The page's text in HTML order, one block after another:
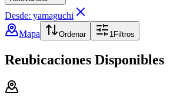
Desde: yamaguchi
Mapa
Ordenar 1Filtros
Reubicaciones Disponibles